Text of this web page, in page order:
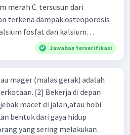
merah C. tersusun dari
terkena dampak osteoporosis
fosfat dan kalsium
Jawaban terverifikasi
mager (malas gerak) adalah
[2] Bekerja di depan
macet di jalan,atau hobi
bentuk dari gaya hidup
yang sering melakukan